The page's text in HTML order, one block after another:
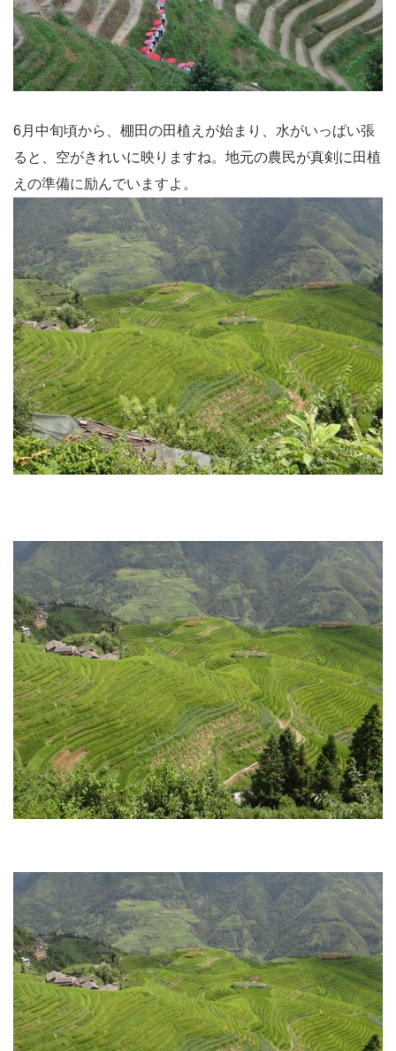
6月中旬頃から、棚田の田植えが始まり、水がいっぱい張
ると、空がきれいに映りますね。地元の農民が真剣に田植
えの準備に励んでいますよ。